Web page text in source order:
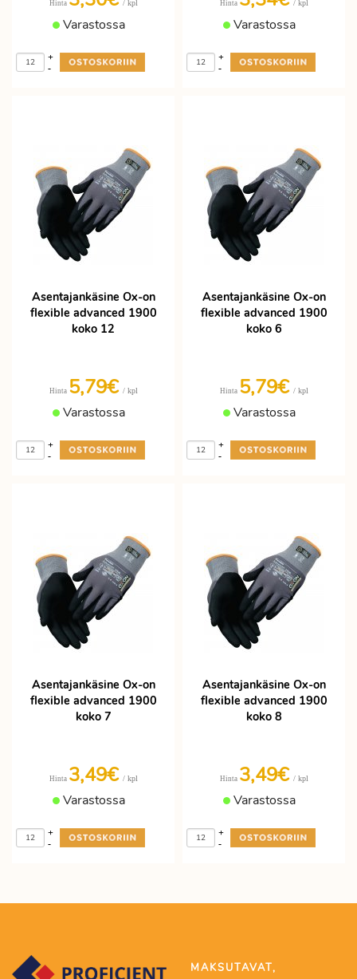
Hinta / kpl
Varastossa
-
+
Hinta / kpl
Varastossa
-
+
Asentajankäsine Ox-on
flexible advanced 1900
koko 12
Hinta 5,79€ / kpl
Varastossa
-
+
Asentajankäsine Ox-on
flexible advanced 1900
koko 6
Hinta 5,79€ / kpl
Varastossa
-
+
Asentajankäsine Ox-on
flexible advanced 1900
koko 7
Hinta 3,49€ / kpl
Varastossa
-
+
Asentajankäsine Ox-on
flexible advanced 1900
koko 8
Hinta 3,49€ / kpl
Varastossa
-
+
MAKSUTAVAT,